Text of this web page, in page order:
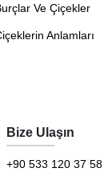
Ve Çiçekler
Anlamları
Bize Ulaşın
+90 533 120 37 58